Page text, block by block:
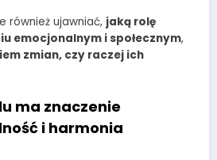
również ujawniać, jaką rolę
emocjonalnym i społecznym,
zmian, czy raczej ich
ma znaczenie
i harmonia